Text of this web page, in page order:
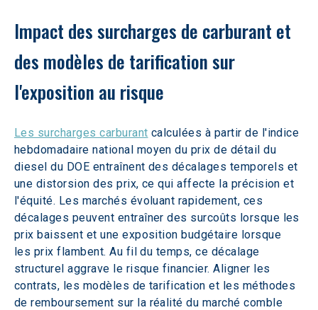
Impact des surcharges de carburant et
des modèles de tarification sur
l'exposition au risque
Les surcharges carburant calculées à partir de l'indice
hebdomadaire national moyen du prix de détail du
diesel du DOE entraînent des décalages temporels et
une distorsion des prix, ce qui affecte la précision et
l'équité. Les marchés évoluant rapidement, ces
décalages peuvent entraîner des surcoûts lorsque les
prix baissent et une exposition budgétaire lorsque
les prix flambent. Au fil du temps, ce décalage
structurel aggrave le risque financier. Aligner les
contrats, les modèles de tarification et les méthodes
de remboursement sur la réalité du marché comble